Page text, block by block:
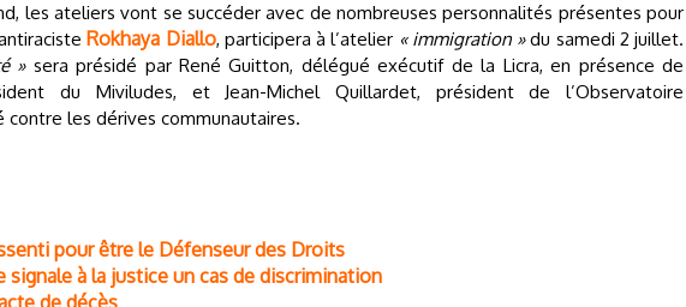
les ateliers vont se succéder avec de nombreuses personnalités présentes pour
Rokhaya Diallo, participera à l’atelier « immigration »du samedi 2 juillet.
»sera présidé par René Guitton, délégué exécutif de la Licra, en présence de
du Miviludes, et Jean-Michel Quillardet, président de l’Observatoire
les dérives communautaires.
pour être le Défenseur des Droits
signale à la justice un cas de discrimination
de décès